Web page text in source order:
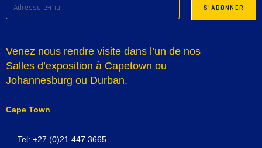
Venez nous rendre visite dans l’un de nos
Salles d’exposition à Capetown ou
Johannesburg ou Durban.
Cape Town
Tel: +27 (0)21 447 3665